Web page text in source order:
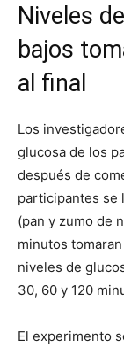
Niveles
bajos
al final
Los
glucosa de los
después de
participantes se
(pan y zumo de
minutos
niveles de
30, 60 y 120
El experimento